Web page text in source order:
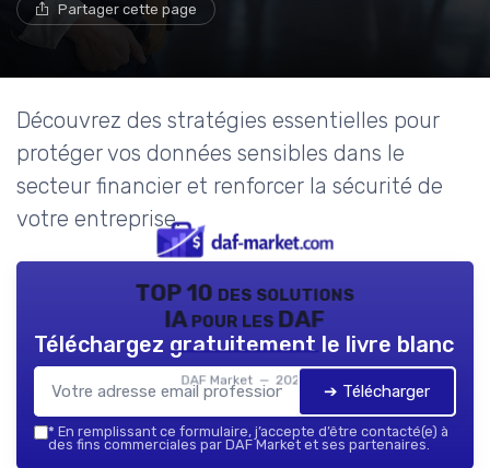
Partager cette page
Découvrez des stratégies essentielles pour
protéger vos données sensibles dans le
secteur financier et renforcer la sécurité de
votre entreprise.
TOP 10 des solutions
IA pour les DAF
DAF Market — 2026
Téléchargez gratuitement le livre blanc
➔ Télécharger
* En remplissant ce formulaire, j’accepte d’être contacté(e) à
des fins commerciales par DAF Market et ses partenaires.